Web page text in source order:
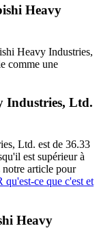
Heavy
Heavy Industries,
comme une
Industries, Ltd.
Ltd. est de 36.33
est supérieur à
notre article pour
ce que c'est et
Heavy